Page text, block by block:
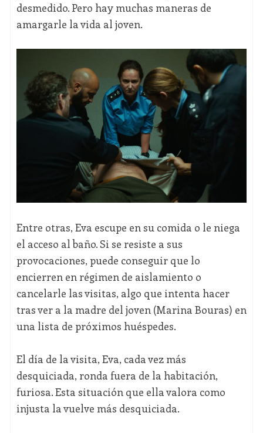
desmedido. Pero hay muchas maneras de
amargarle la vida al joven.
Entre otras, Eva escupe en su comida o le niega
el acceso al baño. Si se resiste a sus
provocaciones, puede conseguir que lo
encierren en régimen de aislamiento o
cancelarle las visitas, algo que intenta hacer
tras ver a la madre del joven (Marina Bouras) en
una lista de próximos huéspedes.
El día de la visita, Eva, cada vez más
desquiciada, ronda fuera de la habitación,
furiosa. Esta situación que ella valora como
injusta la vuelve más desquiciada.